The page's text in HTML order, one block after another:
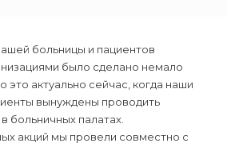
больницы и пациентов
было сделано немало
актуально сейчас, когда наши
вынуждены проводить
больничных палатах.
акций мы провели совместно с